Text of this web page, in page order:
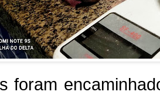
foram